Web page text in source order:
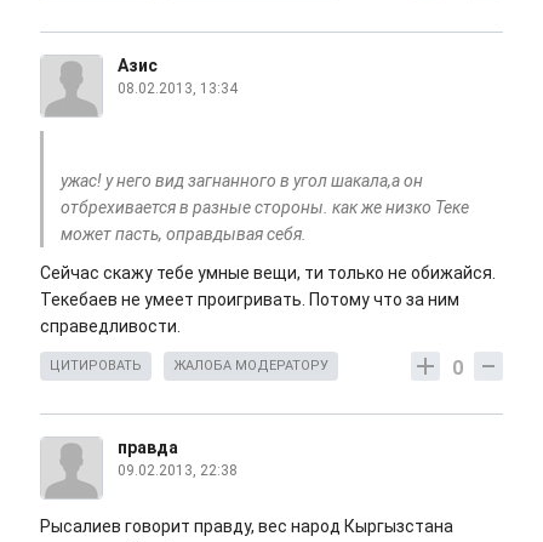
Азис
08.02.2013, 13:34
ужас! у него вид загнанного в угол шакала,а он
отбрехивается в разные стороны. как же низко Теке
может пасть, оправдывая себя.
Сейчас скажу тебе умные вещи, ти только не обижайся.
Текебаев не умеет проигривать. Потому что за ним
справедливости.
0
ЦИТИРОВАТЬ ЖАЛОБА МОДЕРАТОРУ
правда
09.02.2013, 22:38
Рысалиев говорит правду, вес народ Кыргызстана